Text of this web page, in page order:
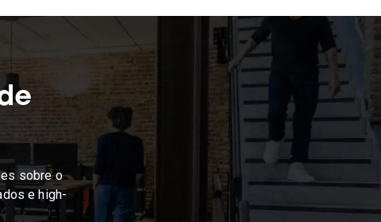
sobre o
e high-